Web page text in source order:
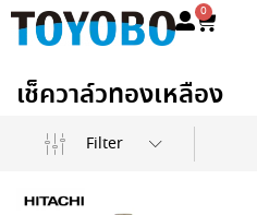
0
เช็ควาล์วทองเหลือง
Filter